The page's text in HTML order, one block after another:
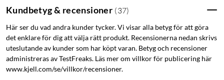
Kundbetyg & recensioner (37)
Här ser du vad andra kunder tycker. Vi visar alla betyg för att göra
det enklare för dig att välja rätt produkt. Recensionerna nedan skrivs
uteslutande av kunder som har köpt varan. Betyg och recensioner
administreras av TestFreaks. Läs mer om villkor för publicering här
www.kjell.com/se/villkor/recensioner.